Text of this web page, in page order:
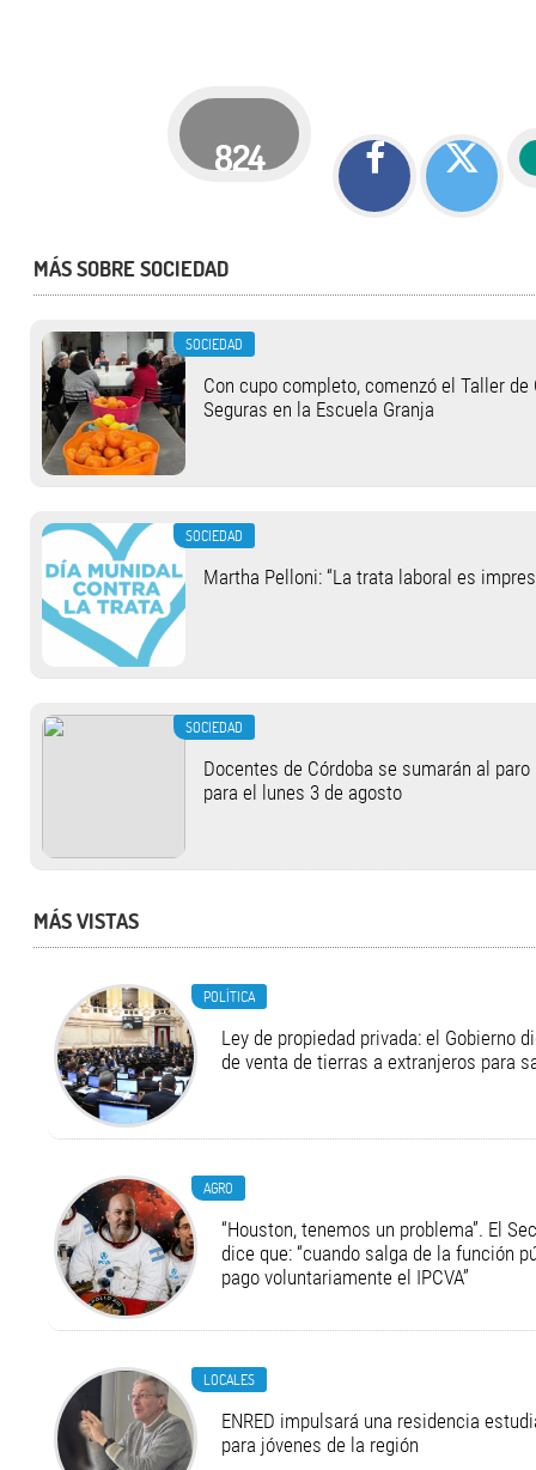
824
MÁS SOBRE SOCIEDAD
SOCIEDAD
Con cupo completo, comenzó el Taller
Seguras en la Escuela Granja
SOCIEDAD
Martha Pelloni: “La trata laboral es
SOCIEDAD
Docentes de Córdoba se sumarán al
para el lunes 3 de agosto
MÁS VISTAS
POLÍTICA
Ley de propiedad privada: el Gobierno
de venta de tierras a extranjeros para
AGRO
“Houston, tenemos un problema”. El
dice que: “cuando salga de la función
pago voluntariamente el IPCVA”
LOCALES
ENRED impulsará una residencia
para jóvenes de la región